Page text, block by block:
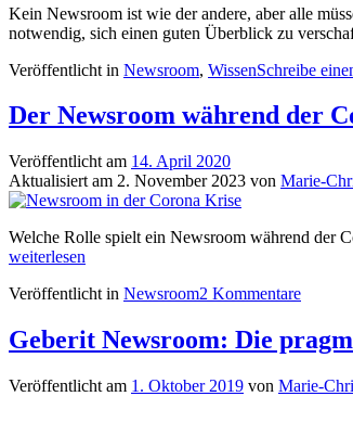
Kein Newsroom ist wie der andere, aber alle
notwendig, sich einen guten Überblick zu
Veröffentlicht in Newsroom, WissenSchreibe
Der Newsroom während der
Veröffentlicht am 14. April 2020
Aktualisiert am 2. November 2023 von Marie-
Welche Rolle spielt ein Newsroom während der
weiterlesen
Veröffentlicht in Newsroom2 Kommentare
Geberit Newsroom: Die
Veröffentlicht am 1. Oktober 2019 von Marie-